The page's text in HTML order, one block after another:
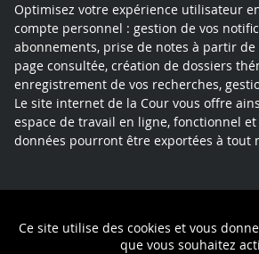
Ce site utilise des cookies et vous
que vous souhaitez
Optimisez votre expérience utilisateur
compte personnel : gestion de vos
abonnements, prise de notes à partir de
page consultée, création de dossiers
enregistrement de vos recherches,
Le site internet de la Cour vous offre
espace de travail en ligne, fonctionnel
données pourront être exportées à tout
Politique de